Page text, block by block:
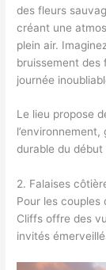
des fleurs
créant une
plein air.
bruissement des
journée
Le lieu propose
durable du début
2. Falaises
Pour les couples
Cliffs offre des
invités